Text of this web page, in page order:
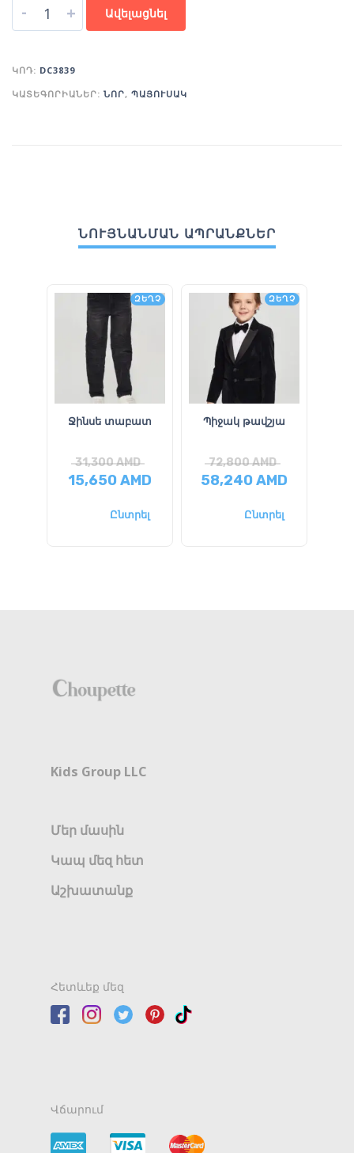
- + Ավելացնել
ԿՈԴ: DC3839
ԿԱՏԵԳՈՐԻԱՆԵՐ: ՆՈՐ, ՊԱՅՈՒՍԱԿ
ՆՈՒՅՆԱՆՄԱՆ ԱՊՐԱՆՔՆԵՐ
ԶԵՂՉ
Ջինսե տաբատ
31,300AMD
15,650AMD
Ընտրել
ԶԵՂՉ
Պիջակ թավշյա
72,800AMD
58,240AMD
Ընտրել
Kids Group LLC
Մեր մասին
Կապ մեզ հետ
Աշխատանք
Հետևեք մեզ
Վճարում